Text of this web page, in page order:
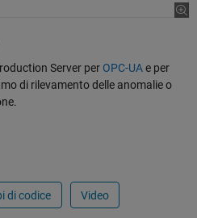
Server per OPC-UAe per
di rilevamento delle anomalie o
di codice Video